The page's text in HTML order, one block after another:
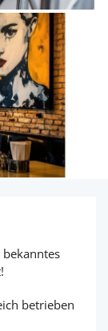
betrieben